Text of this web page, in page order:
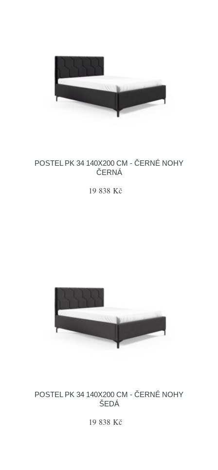
POSTEL PK 34 140X200 CM - ČERNÉ NOHY
ČERNÁ
19 838 Kč
POSTEL PK 34 140X200 CM - ČERNÉ NOHY
ŠEDÁ
19 838 Kč